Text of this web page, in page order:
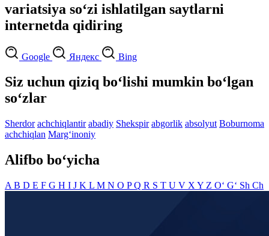
variatsiya so‘zi ishlatilgan saytlarni
internetda qidiring
Google Яндекс Bing
Siz uchun qiziq bo‘lishi mumkin bo‘lgan
so‘zlar
Sherdor achchiqlantir abadiy Shekspir abgorlik absolyut Boburnoma
achchiqlan Marg‘inoniy
Alifbo bo‘yicha
A B D E F G H I J K L M N O PQ R S T U V X Y Z O‘ G‘ Sh Ch